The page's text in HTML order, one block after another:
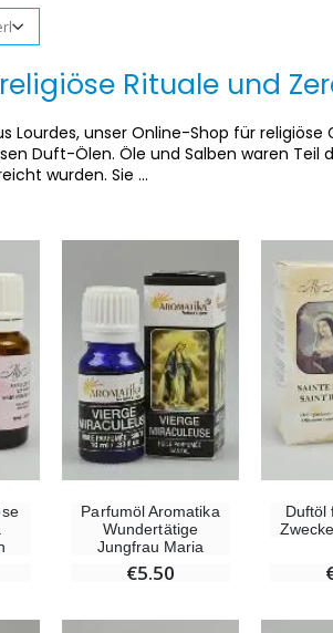
Rituale und
Lourdes, unser Online-Shop für
Duft-Ölen. Öle und Salben waren Teil
wurden. Sie ...
Parfumöl Aromatika
Wundertätige
Jungfrau Maria
€5.50
Duftöl